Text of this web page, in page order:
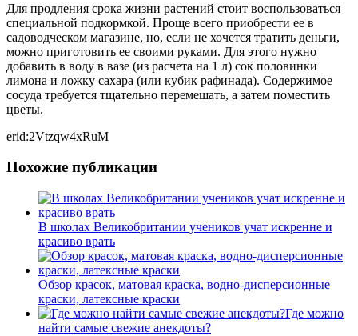
Для продления срока жизни растений стоит воспользоваться
специальной подкормкой. Проще всего приобрести ее в
садоводческом магазине, но, если не хочется тратить деньги,
можно приготовить ее своими руками. Для этого нужно
добавить в воду в вазе (из расчета на 1 л) сок половинки
лимона и ложку сахара (или кубик рафинада). Содержимое
сосуда требуется тщательно перемешать, а затем поместить
цветы.
erid:2Vtzqw4xRuM
Похожие публикации
В школах Великобритании учеников учат искренне и
красиво врать
Обзор красок, матовая краска, водно-дисперсионные
краски, латексные краски
Где можно
найти самые свежие анекдоты?